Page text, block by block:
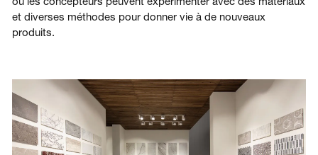
et diverses méthodes pour donner vie à de nouveaux
produits.